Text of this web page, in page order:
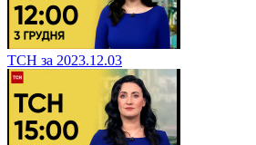
ТСН за 2023.12.03